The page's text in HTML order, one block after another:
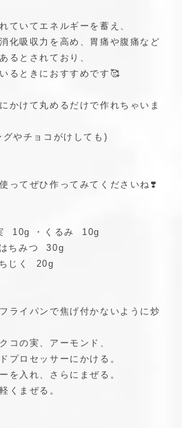
ていてエネルギーを蓄え、
化吸収力を高め、胃痛や腹痛など
るとされており、
るときにおすすめです🥰
かけて丸めるだけで作れちゃいま
やチョコがけしても)
ってぜひ作ってみてくださいね❣️
10g ・くるみ 10g
ちみつ 30g
じく 20g
ライパンで焦げ付かないように炒
コの実、アーモンド、
プロセッサーにかける。
を入れ、さらにまぜる。
くまぜる。